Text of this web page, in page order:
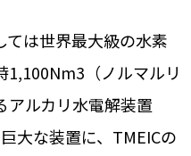
ては世界最大級の水素
1,100Nm3（ノルマルリ
アルカリ水電解装置
大な装置に、TMEICの